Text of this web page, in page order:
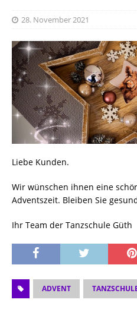
28. November 2021
Liebe Kunden.
Wir wünschen ihnen eine
Adventszeit. Bleiben Sie
Ihr Team der Tanzschule Güth
ADVENT